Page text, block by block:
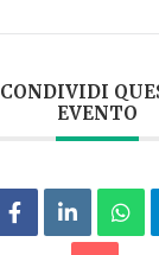
CONDIVIDI
EVENTO